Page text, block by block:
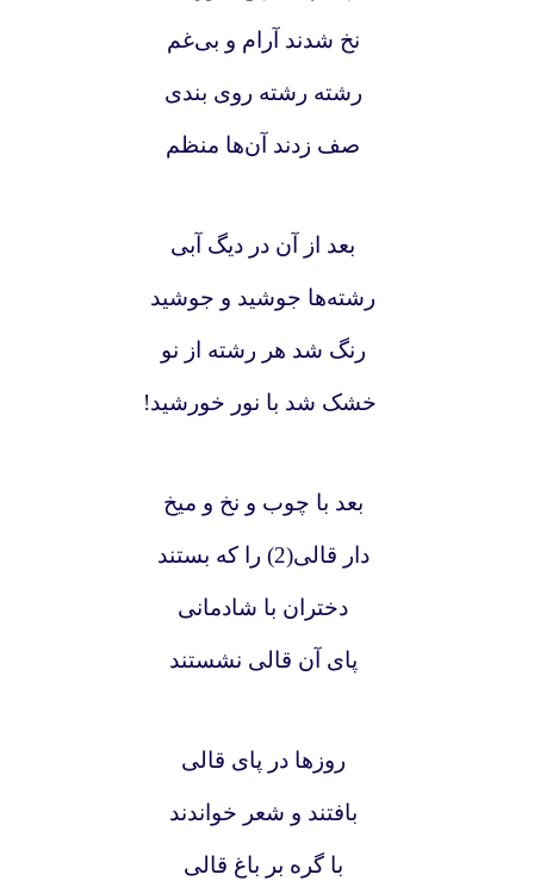
نخ شدند آرام و بی‌غم
رشته رشته روی بندی
صف زدند آن‌ها منظم
بعد از آن در دیگ آبی
رشته‌ها جوشید و جوشید
رنگ شد هر رشته از نو
خشک شد با نور خورشید!
بعد با چوب و نخ و میخ
دار قالی(2) را که بستند
دختران با شادمانی
پای آن قالی نشستند
روزها در پای قالی
بافتند و شعر خواندند
با گره بر باغ قالی